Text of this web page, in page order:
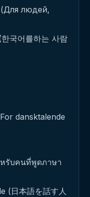
(Для людей,
국어를하는 사람
dansktalende
หรับคนที่พูดภาษา
(日本語を話す人